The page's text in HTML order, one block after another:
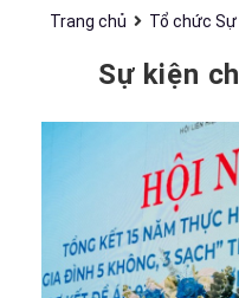
Trang chủ Tổ chức Sự
Sự kiện